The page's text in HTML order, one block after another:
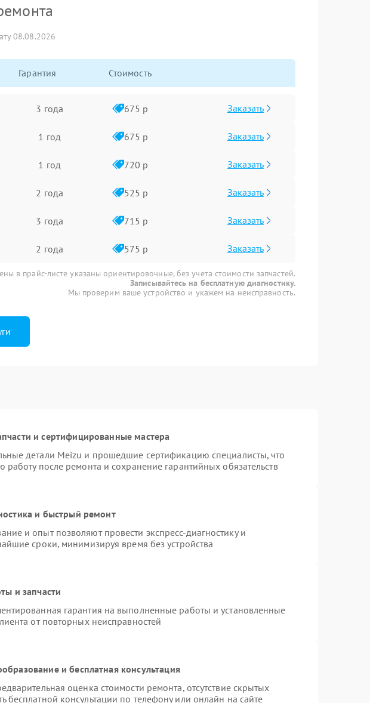
08.08.2026
Гарантия Стоимость
3 года 675 р Заказать
1 год 675 р Заказать
1 год 720 р Заказать
2 года 525 р Заказать
3 года 715 р Заказать
2 года 575 р Заказать
в прайс-листе указаны ориентировочные, без учета стоимости запчастей.
Записывайтесь на бесплатную диагностику.
Мы проверим ваше устройство и укажем на неисправность.
и сертифицированные мастера
детали Meizu и прошедшие сертификацию специалисты, что
работу после ремонта и сохранение гарантийных обязательств
и быстрый ремонт
и опыт позволяют провести экспресс-диагностику и
сроки, минимизируя время без устройства
и запчасти
гарантия на выполненные работы и установленные
от повторных неисправностей
и бесплатная консультация
оценка стоимости ремонта, отсутствие скрытых
бесплатной консультации по телефону или онлайн на сайте